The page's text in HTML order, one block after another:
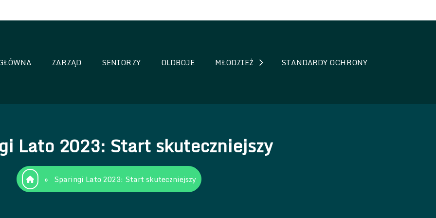
ZARZĄD SENIORZY OLDBOJE MŁODZIEŻ STANDARDY OCHRONY
Lato 2023: Start skuteczniejszy
» Sparingi Lato 2023: Start skuteczniejszy